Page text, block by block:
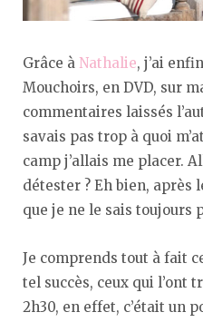
Grâce à Nathalie, j’ai
Mouchoirs, en DVD, sur
commentaires laissés
savais pas trop à quoi
camp j’allais me placer.
détester ? Eh bien, après
que je ne le sais toujours
Je comprends tout à fait
tel succès, ceux qui l’ont
2h30, en effet, c’était un